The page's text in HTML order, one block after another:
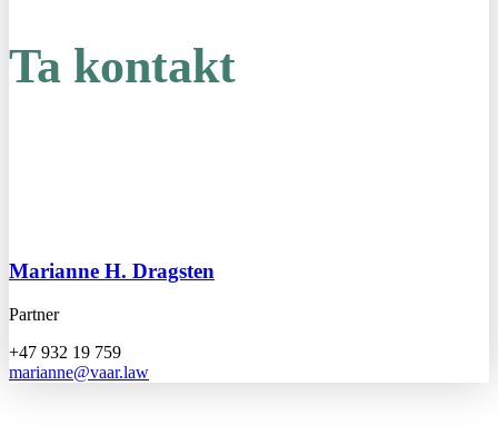
Ta kontakt
Marianne H. Dragsten
Partner
+47 932 19 759
marianne@vaar.law